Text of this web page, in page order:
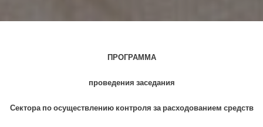
ПРОГРАММА
проведения заседания
Сектора по осуществлению контроля за расходованием средств